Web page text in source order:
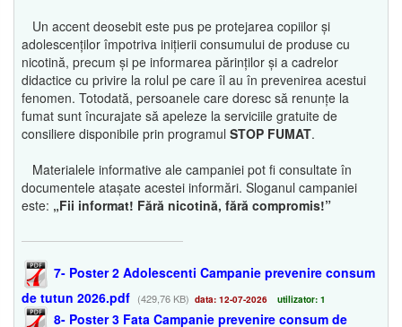
Un accent deosebit este pus pe protejarea copiilor și
adolescenților împotriva inițierii consumului de produse cu
nicotină, precum și pe informarea părinților și a cadrelor
didactice cu privire la rolul pe care îl au în prevenirea acestui
fenomen. Totodată, persoanele care doresc să renunțe la
fumat sunt încurajate să apeleze la serviciile gratuite de
consiliere disponibile prin programul STOP FUMAT.
Materialele informative ale campaniei pot fi consultate în
documentele atașate acestei informări. Sloganul campaniei
este: „Fii informat! Fără nicotină, fără compromis!”
7- Poster 2 Adolescenti Campanie prevenire consum
de tutun 2026.pdf (429,76 KB) data: 12-07-2026 utilizator: 1
8- Poster 3 Fata Campanie prevenire consum de